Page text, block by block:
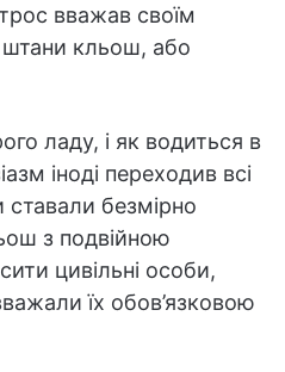
вважав своїм
кльош, або
ладу, і як водиться в
іноді переходив всі
безмірно
з подвійною
цивільні особи,
їх обов’язковою